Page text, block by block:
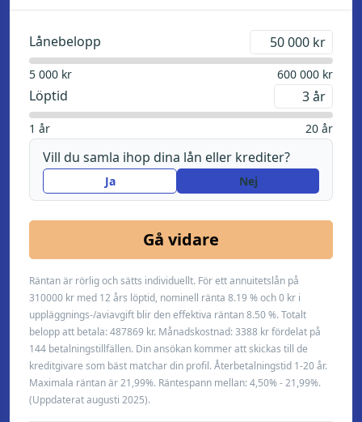
Lånebelopp kr
5 000 kr 600 000 kr
Löptid år
1 år 20 år
Vill du samla ihop dina lån eller krediter?
Ja Nej
Gå vidare
Räntan är rörlig och sätts individuellt. För ett annuitetslån på
310000 kr med 12 års löptid, nominell ränta 8.19 % och 0 kr i
uppläggnings-/aviavgift blir den effektiva räntan 8.50 %. Totalt
belopp att betala: 487869 kr. Månadskostnad: 3388 kr fördelat på
144 betalningstillfällen. Din ansökan kommer att skickas till de
kreditgivare som bäst matchar din profil. Återbetalningstid 1-20 år.
Maximala räntan är 21,99%. Räntespann mellan: 4,50% - 21,99%.
(Uppdaterat augusti 2025).